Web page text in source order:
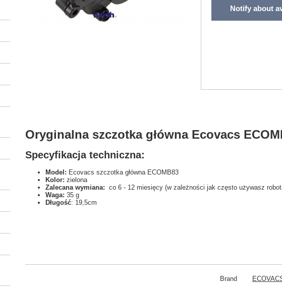
Notify about
Oryginalna szczotka główna Ecovacs
Specyfikacja techniczna:
Model: Ecovacs szczotka główna ECOMB83
Kolor: zielona
Zalecana wymiana: co 6 - 12 miesięcy (w zależności jak często używasz
Waga: 35 g
Długość: 19,5cm
Brand